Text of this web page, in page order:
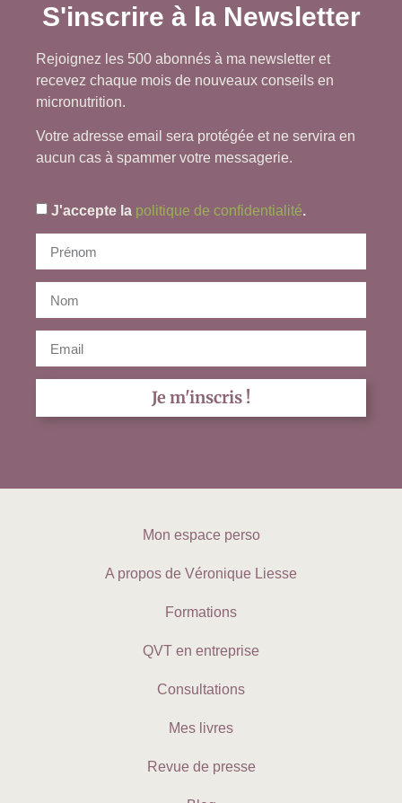
S'inscrire à la Newsletter
Rejoignez les 500 abonnés à ma newsletter et
recevez chaque mois de nouveaux conseils en
micronutrition.
Votre adresse email sera protégée et ne servira en
aucun cas à spammer votre messagerie.
J'accepte la politique de confidentialité.
Je m'inscris !
Mon espace perso
A propos de Véronique Liesse
Formations
QVT en entreprise
Consultations
Mes livres
Revue de presse